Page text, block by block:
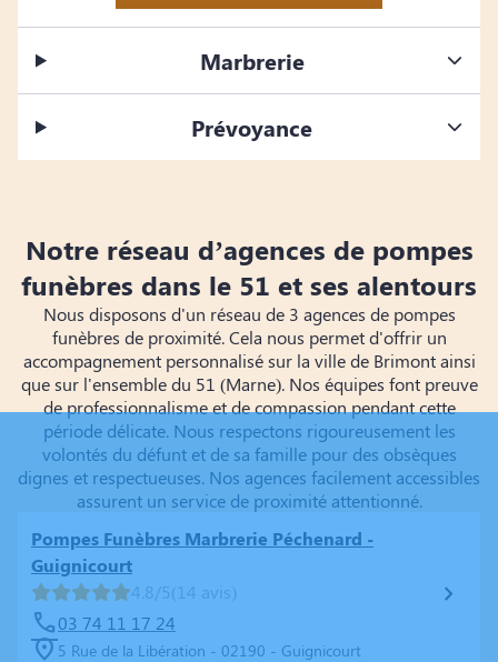
Marbrerie
Prévoyance
Notre réseau d’agences de pompes
funèbres dans le 51 et ses alentours
Nous disposons d'un réseau de 3 agences de pompes
funèbres de proximité. Cela nous permet d'offrir un
accompagnement personnalisé sur la ville de Brimont ainsi
que sur l'ensemble du 51 (Marne). Nos équipes font preuve
de professionnalisme et de compassion pendant cette
période délicate. Nous respectons rigoureusement les
volontés du défunt et de sa famille pour des obsèques
dignes et respectueuses. Nos agences facilement accessibles
assurent un service de proximité attentionné.
Pompes Funèbres Marbrerie Péchenard -
Guignicourt
4.8/5(14 avis)
03 74 11 17 24
5 Rue de la Libération - 02190 - Guignicourt